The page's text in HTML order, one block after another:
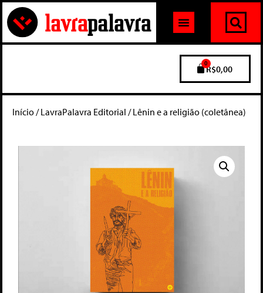
R$0,00
0
Início/LavraPalavra Editorial / Lênin e a religião (coletânea)